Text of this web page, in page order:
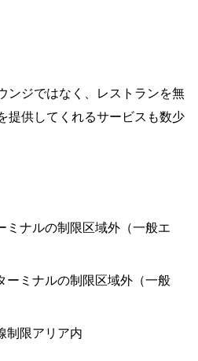
ンジではなく、レストランを無
提供してくれるサービスも数少
ミナルの制限区域外（一般エ
ーミナルの制限区域外（一般
制限アリア内